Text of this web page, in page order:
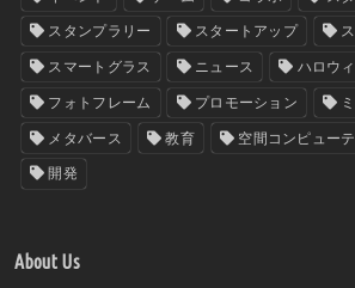
スタンプラリー スタートアップ
スマートグラス ニュース ハロウ
フォトフレーム プロモーション
メタバース 教育 空間コンピュー
開発
About Us